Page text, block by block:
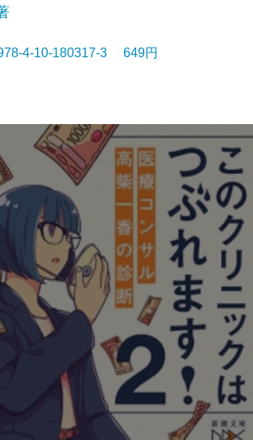
4-10-180317-3 649円